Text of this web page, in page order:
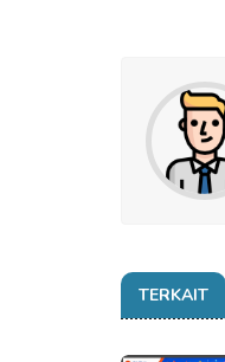
TERKAIT